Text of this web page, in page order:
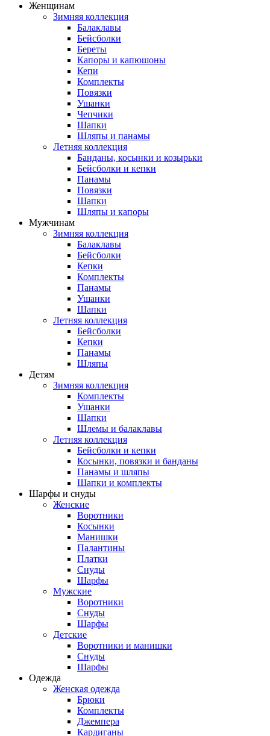
Женщинам
Зимняя коллекция
Балаклавы
Бейсболки
Береты
Капоры и капюшоны
Кепи
Комплекты
Повязки
Ушанки
Чепчики
Шапки
Шляпы и панамы
Летняя коллекция
Банданы, косынки и козырьки
Бейсболки и кепки
Панамы
Повязки
Шапки
Шляпы и капоры
Мужчинам
Зимняя коллекция
Балаклавы
Бейсболки
Кепки
Комплекты
Панамы
Ушанки
Шапки
Летняя коллекция
Бейсболки
Кепки
Панамы
Шляпы
Детям
Зимняя коллекция
Комплекты
Ушанки
Шапки
Шлемы и балаклавы
Летняя коллекция
Бейсболки и кепки
Косынки, повязки и банданы
Панамы и шляпы
Шапки и комплекты
Шарфы и снуды
Женские
Воротники
Косынки
Манишки
Палантины
Платки
Снуды
Шарфы
Мужские
Воротники
Снуды
Шарфы
Детские
Воротники и манишки
Снуды
Шарфы
Одежда
Женская одежда
Брюки
Комплекты
Джемпера
Кардиганы